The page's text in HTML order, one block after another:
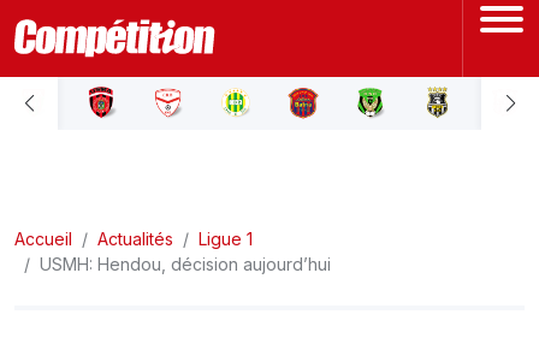
ACCUEIL
LIGUE 2
Accueil Actualités
Ligue 1
USMH: Hendou, décision aujourd’hui